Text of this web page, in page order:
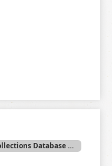
Rekihaku Collection Database (Collections Database of the National Museum of Japanese History)